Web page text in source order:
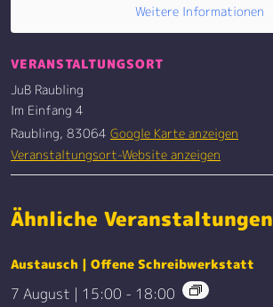
VERANSTALTUNGSORT
JuB Raubling
Im Einfang 4
Raubling, 83064 Google Karte anzeigen
Veranstaltungsort-Website anzeigen
Weitere Informationen
Ähnliche Veranstaltungen
Austausch | Offene Schreibwerkstatt
7 August | 15:00 - 18:00